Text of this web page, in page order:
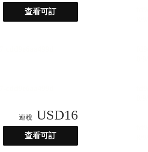
查看可訂
連稅 USD16
查看可訂